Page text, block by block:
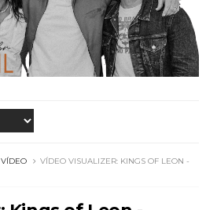
VÍDEO
VÍDEO VISUALIZER: KINGS OF LEON -